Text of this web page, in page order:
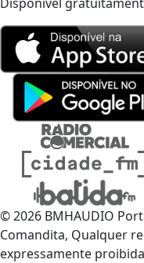
© 2026 BMHAUDIO
Comandita, Qualquer
expressamente